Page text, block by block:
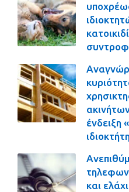
ένδειξη
και